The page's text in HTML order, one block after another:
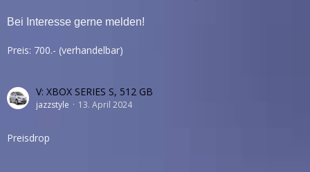
Bei Interesse gerne melden!
Preis: 700.- (verhandelbar)
V: XBOX SERIES S, 512 GB
jazzstyle 13. April 2024
Preisdrop